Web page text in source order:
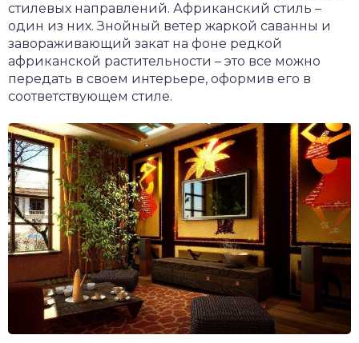
стилевых направлений. Африканский стиль –
один из них. Знойный ветер жаркой саванны и
завораживающий закат на фоне редкой
африканской растительности – это все можно
передать в своем интерьере, оформив его в
соответствующем стиле.